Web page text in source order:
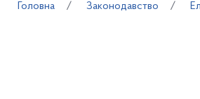
Головна Законодавство